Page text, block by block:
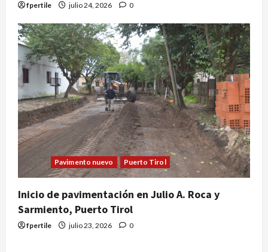
fpertile julio 24, 2026 0
Pavimento nuevo Puerto Tirol
Inicio de pavimentación en Julio A. Roca y
Sarmiento, Puerto Tirol
fpertile julio 23, 2026 0